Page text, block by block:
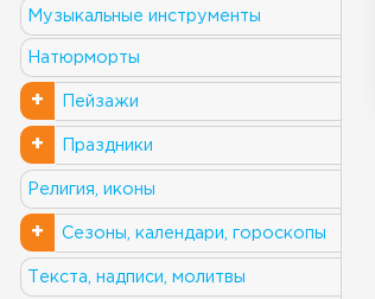
Музыкальные инструменты
Натюрморты
+ Пейзажи
+ Праздники
Религия, иконы
+ Сезоны, календари, гороскопы
Текста, надписи, молитвы